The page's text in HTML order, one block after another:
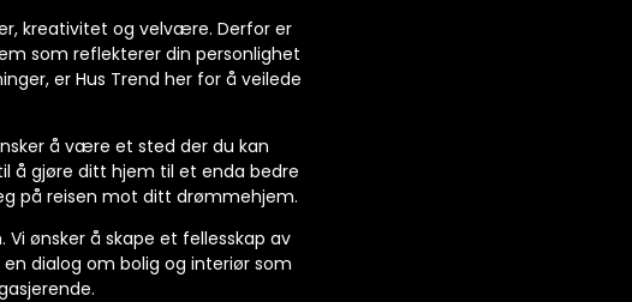
kreativitet og velvære. Derfor er
som reflekterer din personlighet
er Hus Trend her for å veilede
å være et sted der du kan
å gjøre ditt hjem til et enda bedre
på reisen mot ditt drømmehjem.
ønsker å skape et fellesskap av
dialog om bolig og interiør som